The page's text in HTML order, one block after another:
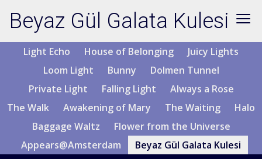
Beyaz Gül Galata Kulesi
Light Echo House of Belonging
Juicy Lights
Loom Light
Bunny
Dolmen Tunnel
Private Light
Falling Light
Always a Rose
The Walk
Awakening of Mary The Waiting
Halo
Baggage Waltz
Flower from the Universe
Appears@Amsterdam
Beyaz Gül Galata Kulesi